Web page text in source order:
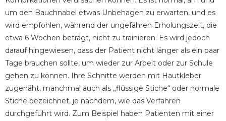
um den Bauchnabel etwas Unbehagen zu erwarten, und es
wird empfohlen, während der ungefähren Erholungszeit, die
etwa 6 Wochen beträgt, nicht zu trainieren. Es wird jedoch
darauf hingewiesen, dass der Patient nicht länger als ein paar
Tage brauchen sollte, um wieder zur Arbeit oder zur Schule
gehen zu können. Ihre Schnitte werden mit Hautkleber
zugenäht, manchmal auch als „flüssige Stiche“ oder normale
Stiche bezeichnet, je nachdem, wie das Verfahren
durchgeführt wird. Zum Beispiel haben Patienten mit einer